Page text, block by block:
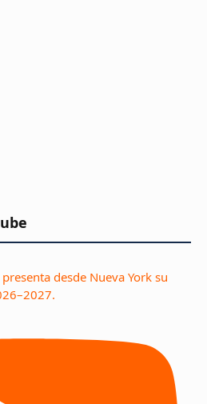
desde Nueva York su